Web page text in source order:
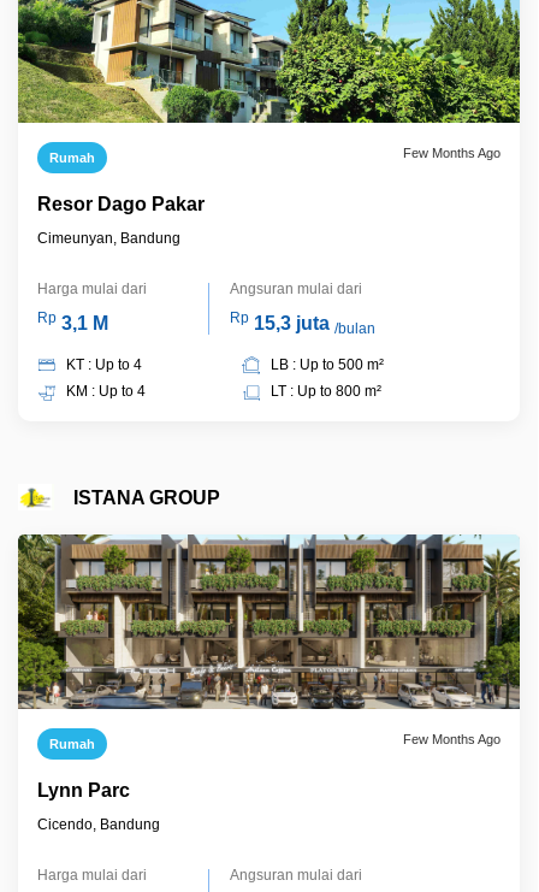
Rumah Few Months Ago
Resor Dago Pakar
Cimeunyan, Bandung
Harga mulai dari
Rp 3,1 M
Angsuran mulai dari
Rp 15,3 juta /bulan
KT : Up to 4
KM : Up to 4
LB : Up to 500 m²
LT : Up to 800 m²
ISTANA GROUP
Rumah Few Months Ago
Lynn Parc
Cicendo, Bandung
Harga mulai dari
Angsuran mulai dari